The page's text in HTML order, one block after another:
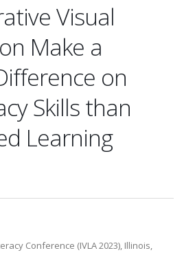
Visual
Make a
on
Skills than
Learning
Conference (IVLA 2023), Illinois,